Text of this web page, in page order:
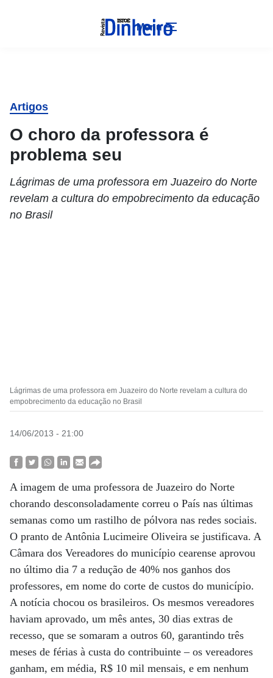
Menu
Artigos
O choro da professora é
problema seu
Lágrimas de uma professora em Juazeiro do Norte
revelam a cultura do empobrecimento da educação
no Brasil
Lágrimas de uma professora em Juazeiro do Norte revelam a cultura do
empobrecimento da educação no Brasil
14/06/2013 - 21:00
A imagem de uma professora de Juazeiro do Norte
chorando desconsoladamente correu o País nas últimas
semanas como um rastilho de pólvora nas redes sociais.
O pranto de Antônia Lucimeire Oliveira se justificava. A
Câmara dos Vereadores do município cearense aprovou
no último dia 7 a redução de 40% nos ganhos dos
professores, em nome do corte de custos do município.
A notícia chocou os brasileiros. Os mesmos vereadores
haviam aprovado, um mês antes, 30 dias extras de
recesso, que se somaram a outros 60, garantindo três
meses de férias à custa do contribuinte – os vereadores
ganham, em média, R$ 10 mil mensais, e em nenhum